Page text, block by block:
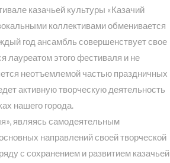
казачьей культуры «Казачий
коллективами обменивается
год ансамбль совершенствует свое
лауреатом этого фестиваля и не
неотъемлемой частью праздничных
активную творческую деятельность
нашего города.
являясь самодеятельным
направлений своей творческой
с сохранением и развитием казачьей